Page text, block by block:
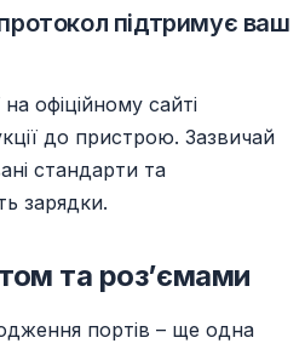
підтримує ваш
офіційному сайті
до пристрою. Зазвичай
стандарти та
зарядки.
та роз’ємами
портів – ще одна